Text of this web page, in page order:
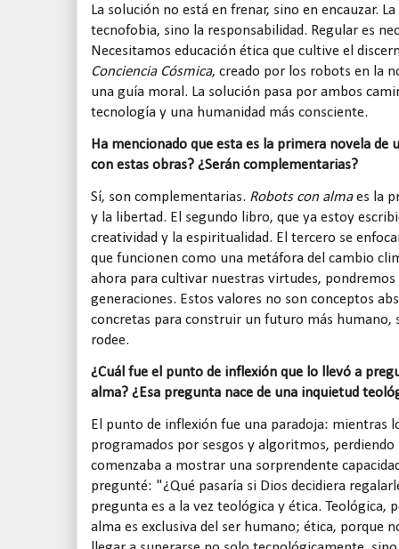
La solución no está en frenar, sino en encauzar.
tecnofobia, sino la responsabilidad. Regular es
Necesitamos educación ética que cultive el
Conciencia Cósmica, creado por los robots en la
una guía moral. La solución pasa por ambos
tecnología y una humanidad más consciente.
Ha mencionado que esta es la primera novela
con estas obras? ¿Serán complementarias?
Sí, son complementarias. Robots con almaes la
y la libertad. El segundo libro, que ya estoy
creatividad y la espiritualidad. El tercero se
que funcionen como una metáfora del cambio
ahora para cultivar nuestras virtudes,
generaciones. Estos valores no son conceptos
concretas para construir un futuro más
rodee.
¿Cuál fue el punto de inflexión que lo llevó a
alma? ¿Esa pregunta nace de una inquietud
El punto de inflexión fue una paradoja: mientras
programados por sesgos y algoritmos,
comenzaba a mostrar una sorprendente
pregunté: "¿Qué pasaría si Dios decidiera
pregunta es a la vez teológica y ética. Teológica,
alma es exclusiva del ser humano; ética, porque